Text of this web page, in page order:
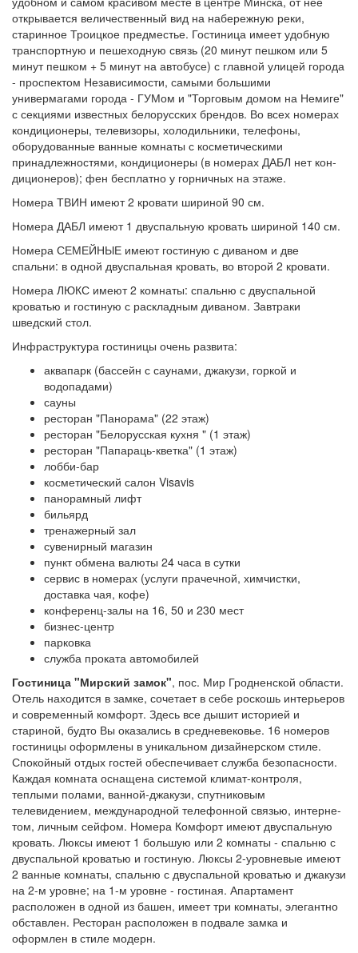
открывается величественный вид на набережную реки,
старинное Троицкое предместье. Гостиница имеет удобную
транспортную и пешеходную связь (20 минут пешком или 5
минут пешком + 5 минут на автобусе) с главной улицей города
- проспектом Независимости, самыми большими
универмагами города - ГУМом и "Торговым домом на Немиге"
с секциями известных белорусских брендов. Во всех номерах
кон­ди­цио­не­ры, телевизоры, холодильники, телефоны,
оборудованные ванные комнаты с косметическими
принадлежностями, кондиционеры (в номерах ДАБЛ нет кон­
ди­цио­не­ров); фен бесплатно у горничных на этаже.
Номера ТВИН имеют 2 кровати шириной 90 см.
Номера ДАБЛ имеют 1 двуспальную кровать шириной 140 см.
Номера СЕМЕЙНЫЕ имеют гостиную с диваном и две
спальни: в одной двуспальная кровать, во второй 2 кровати.
Номера ЛЮКС имеют 2 комнаты: спальню с двуспальной
кроватью и гостиную с раскладным диваном. Завтраки
шведский стол.
Инфраструктура гостиницы очень развита:
аквапарк (бассейн с саунами, джакузи, горкой и
водопадами)
сауны
ресторан "Панорама" (22 этаж)
ресторан "Белорусская кухня " (1 этаж)
ресторан "Папараць-кветка" (1 этаж)
лобби-бар
косметический салон Visavis
панорамный лифт
бильярд
тренажерный зал
сувенирный магазин
пункт обмена валюты 24 часа в сутки
сервис в номерах (услуги прачечной, химчистки,
доставка чая, кофе)
конференц-залы на 16, 50 и 230 мест
бизнес-центр
парковка
служба проката автомобилей
Гостиница "Мирский замок", пос. Мир Гродненской области.
Отель находится в зам­ке, сочетает в себе роскошь интерьеров
и современный комфорт. Здесь все дышит ис­то­рией и
стариной, будто Вы оказались в средневековье. 16 номеров
гостиницы оформ­ле­ны в уникальном дизайнерском стиле.
Спокойный отдых гостей обеспечивает служба безопасности.
Каждая комната оснащена системой климат-контроля,
теплыми полами, ванной-джакузи, спутниковым
телевидением, международной телефонной связью, ин­тер­не­
том, личным сейфом. Номера Комфорт имеют двуспальную
кровать. Люксы имеют 1 большую или 2 комнаты - спальню с
двуспальной кроватью и гостиную. Люксы 2-уров­не­вые имеют
2 ванные комнаты, спальню с двуспальной кроватью и джакузи
на 2-м уровне; на 1-м уровне - гостиная. Апартамент
расположен в одной из башен, имеет три комнаты, элегантно
обставлен. Ресторан расположен в подвале замка и
оформлен в стиле модерн.